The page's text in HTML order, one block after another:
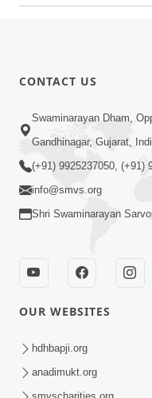
CONTACT US
Swaminarayan Dham,
Gandhinagar, Gujarat,
(+91) 9925237050, (+91)
info@smvs.org
Shri Swaminarayan
OUR WEBSITES
hdhbapji.org
anadimukt.org